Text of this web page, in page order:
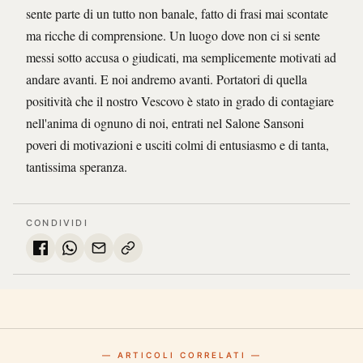
sente parte di un tutto non banale, fatto di frasi mai scontate
ma ricche di comprensione. Un luogo dove non ci si sente
messi sotto accusa o giudicati, ma semplicemente motivati ad
andare avanti. E noi andremo avanti. Portatori di quella
positività che il nostro Vescovo è stato in grado di contagiare
nell'anima di ognuno di noi, entrati nel Salone Sansoni
poveri di motivazioni e usciti colmi di entusiasmo e di tanta,
tantissima speranza.
CONDIVIDI
— ARTICOLI CORRELATI —